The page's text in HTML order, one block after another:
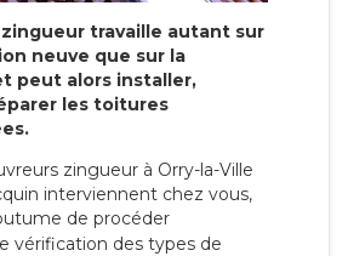
travaille autant sur
neuve que sur la
peut alors installer,
les toitures
zingueur à Orry-la-Ville
interviennent chez vous,
de procéder
vérification des types de